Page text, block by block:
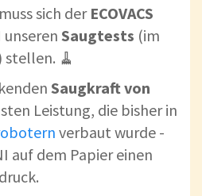
sich der ECOVACS
unseren Saugtests (im
🧹
Saugkraft von
Leistung, die bisher in
verbaut wurde -
auf dem Papier einen